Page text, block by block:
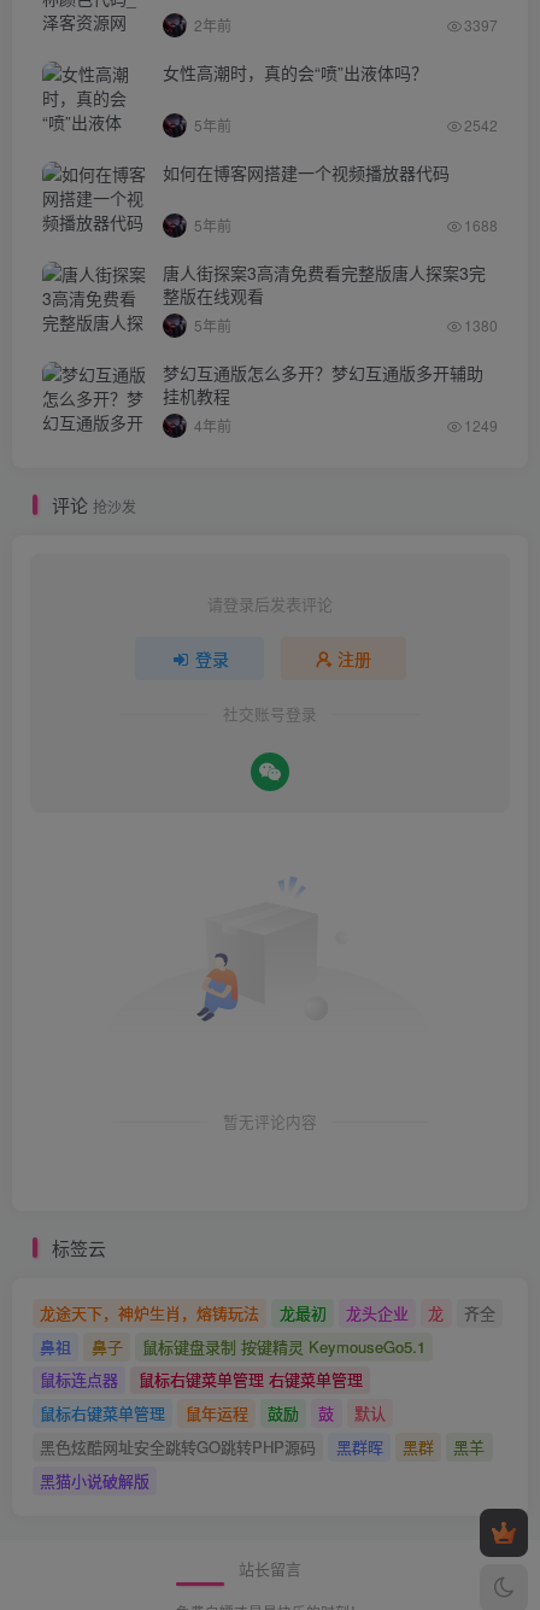
2年前 3397
女性高潮时，真的会“喷”出液体吗？
5年前 2542
如何在博客网搭建一个视频播放器代码
5年前 1688
唐人街探案3高清免费看完整版唐人探案3完
整版在线观看
5年前 1380
梦幻互通版怎么多开？梦幻互通版多开辅助
挂机教程
4年前 1249
评论 抢沙发
请登录后发表评论
登录 注册
社交账号登录
暂无评论内容
标签云
龙途天下，神炉生肖，熔铸玩法 龙最初 龙头企业 龙
齐全
鼻祖
鼻子
鼠标键盘录制 按键精灵 KeymouseGo5.1
鼠标连点器
鼠标右键菜单管理 右键菜单管理
鼠标右键菜单管理
鼠年运程 鼓励 鼓
默认
黑色炫酷网址安全跳转GO跳转PHP源码
黑群晖 黑群
黑羊
黑猫小说破解版
站长留言